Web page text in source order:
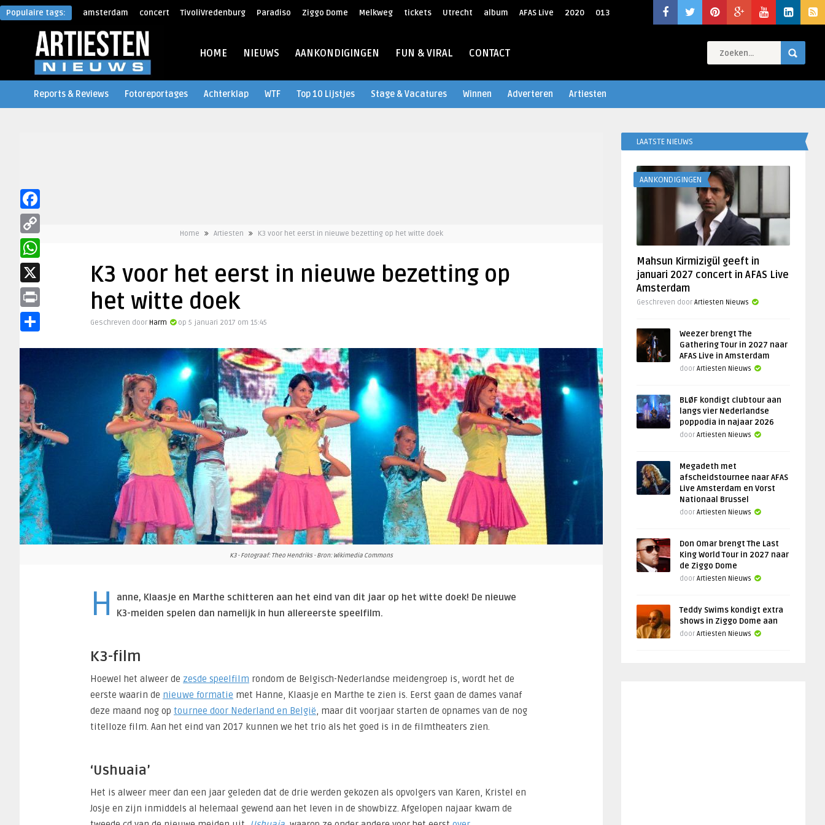
Populaire tags: amsterdam concert TivoliVredenburg Paradiso Ziggo Dome Melkweg tickets Utrecht album AFAS Live 2020 013
HOME NIEUWS AANKONDIGINGEN FUN & VIRAL CONTACT
Reports & Reviews Fotoreportages Achterklap WTF Top 10 Lijstjes Stage & Vacatures Winnen Adverteren Artiesten
Home Artiesten K3 voor het eerst in nieuwe bezetting op het witte doek
K3 voor het eerst in nieuwe bezetting op
het witte doek
Geschreven door Harm op 5 januari 2017 om 15:45
K3 - Fotograaf: Theo Hendriks - Bron: Wikimedia Commons
H
anne, Klaasje en Marthe schitteren aan het eind van dit jaar op het witte doek! De nieuwe
K3-meiden spelen dan namelijk in hun allereerste speelfilm.
K3-film
Hoewel het alweer de zesde speelfilm rondom de Belgisch-Nederlandse meidengroep is, wordt het de
eerste waarin de nieuwe formatie met Hanne, Klaasje en Marthe te zien is. Eerst gaan de dames vanaf
deze maand nog op tournee door Nederland en België, maar dit voorjaar starten de opnames van de nog
titelloze film. Aan het eind van 2017 kunnen we het trio als het goed is in de filmtheaters zien.
‘Ushuaia’
Het is alweer meer dan een jaar geleden dat de drie werden gekozen als opvolgers van Karen, Kristel en
Josje en zijn inmiddels al helemaal gewend aan het leven in de showbizz. Afgelopen najaar kwam de
LAATSTE NIEUWS
AANKONDIGINGEN
Mahsun Kirmizigül geeft in
januari 2027 concert in AFAS Live
Amsterdam
Geschreven door Artiesten Nieuws
Weezer brengt The
Gathering Tour in 2027 naar
AFAS Live in Amsterdam
door Artiesten Nieuws
BLØF kondigt clubtour aan
langs vier Nederlandse
poppodia in najaar 2026
door Artiesten Nieuws
Megadeth met
afscheidstournee naar AFAS
Live Amsterdam en Vorst
Nationaal Brussel
door Artiesten Nieuws
Don Omar brengt The Last
King World Tour in 2027 naar
de Ziggo Dome
door Artiesten Nieuws
Teddy Swims kondigt extra
shows in Ziggo Dome aan
door Artiesten Nieuws
Facebook
Copy
Link
WhatsApp
X
Print